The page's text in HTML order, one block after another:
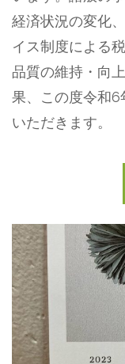
経済状況の変化
イス制度による
品質の維持・向
果、この度令和6
いただきます。